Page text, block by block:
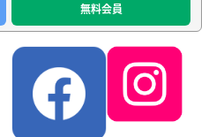
無料会員